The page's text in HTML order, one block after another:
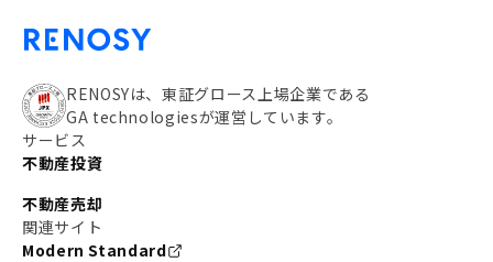
RENOSYは、東証グロース上場企業である
GA technologiesが運営しています。
サービス
不動産投資
不動産売却
関連サイト
Modern Standard